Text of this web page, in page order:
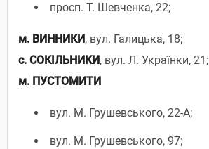
просп. Т. Шевченка, 22;
м. ВИННИКИ, вул. Галицька, 18;
с. СОКІЛЬНИКИ, вул. Л. Українки, 21;
м. ПУСТОМИТИ
вул. М. Грушевського, 22-А;
вул. М. Грушевського, 97;